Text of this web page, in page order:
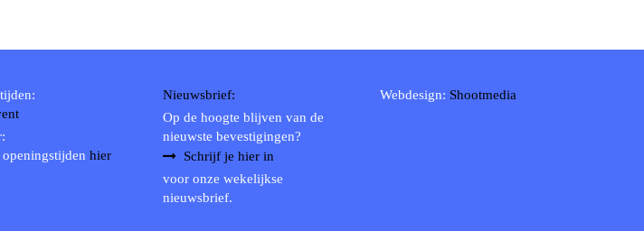
hier
Nieuwsbrief:
Op de hoogte blijven van de
nieuwste bevestigingen?
Schrijf je hier in
voor onze wekelijkse
nieuwsbrief.
Webdesign: Shootmedia